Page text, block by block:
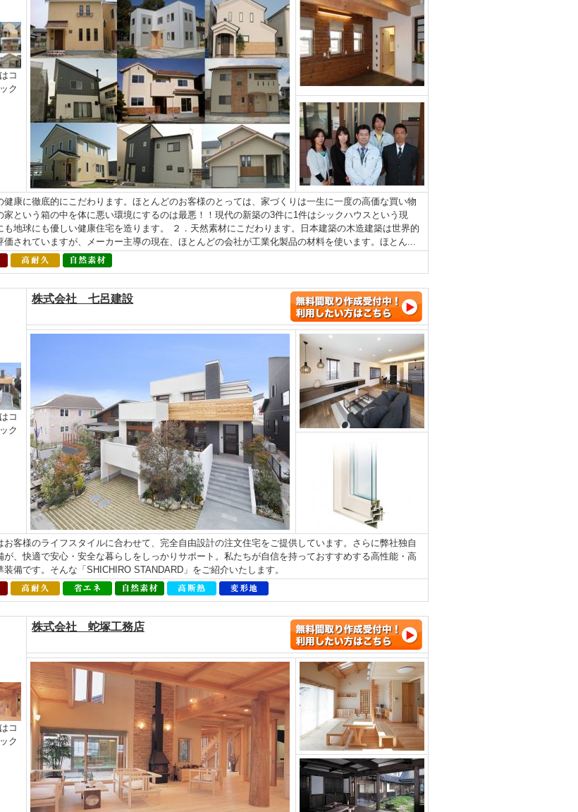
コ
ク
健康に徹底的にこだわります。ほとんどのお客様のとっては、家づくりは一生に一度の高価な買い物
家という箱の中を体に悪い環境にするのは最悪！！現代の新築の3件に1件はシックハウスという現
も地球にも優しい健康住宅を造ります。 ２．天然素材にこだわります。日本建築の木造建築は世界的
価されていますが、メーカー主導の現在、ほとんどの会社が工業化製品の材料を使います。ほとん...
コ
ク
株式会社 七呂建設
お客様のライフスタイルに合わせて、完全自由設計の注文住宅をご提供しています。さらに弊社独自
が、快適で安心・安全な暮らしをしっかりサポート。私たちが自信を持っておすすめする高性能・高
装備です。そんな「SHICHIRO STANDARD」をご紹介いたします。
コ
ク
株式会社 蛇塚工務店